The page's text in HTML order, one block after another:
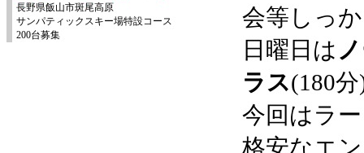
長野県飯山市斑尾高原
サンパティックスキー場特設コース
200台募集
会等しっ
日曜日は
ラス(180
今回はラ
格安なエ